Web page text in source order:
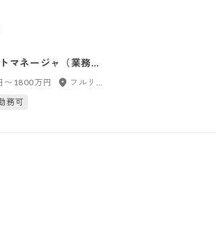
マネージャ（業務委
〜1800万円
フルリモート
務可